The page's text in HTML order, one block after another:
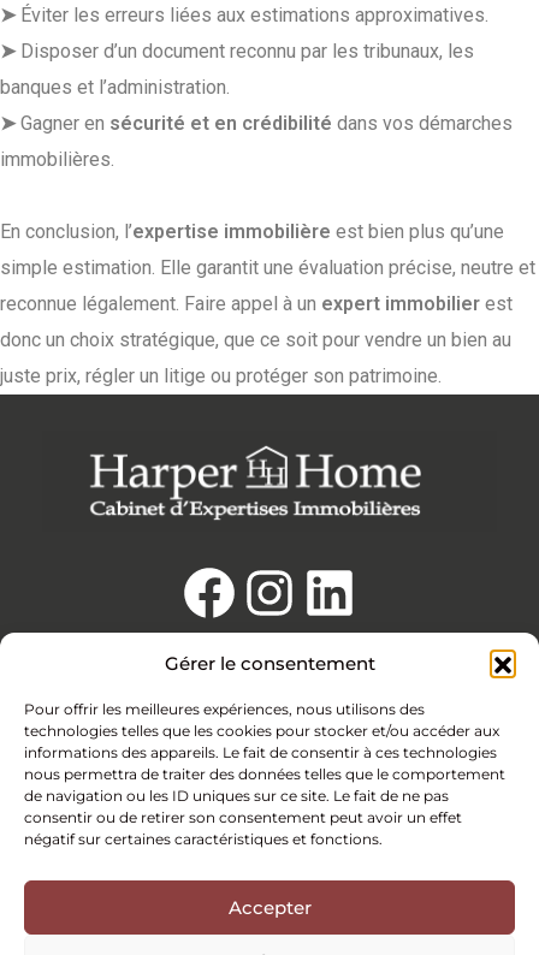
Gérer le consentement
Pour offrir les meilleures expériences, nous utilisons des
technologies telles que les cookies pour stocker et/ou accéder aux
informations des appareils. Le fait de consentir à ces technologies
nous permettra de traiter des données telles que le comportement
de navigation ou les ID uniques sur ce site. Le fait de ne pas
consentir ou de retirer son consentement peut avoir un effet
négatif sur certaines caractéristiques et fonctions.
Accepter
➤ Éviter les erreurs liées aux estimations approximatives.
➤ Disposer d’un document reconnu par les tribunaux, les
banques et l’administration.
➤Gagner en sécurité et en crédibilité dans vos démarches
immobilières.
En conclusion, l’expertise immobilière est bien plus qu’une
simple estimation. Elle garantit une évaluation précise, neutre et
reconnue légalement. Faire appel à un expert immobilier est
donc un choix stratégique, que ce soit pour vendre un bien au
juste prix, régler un litige ou protéger son patrimoine.
Nous Adhérons